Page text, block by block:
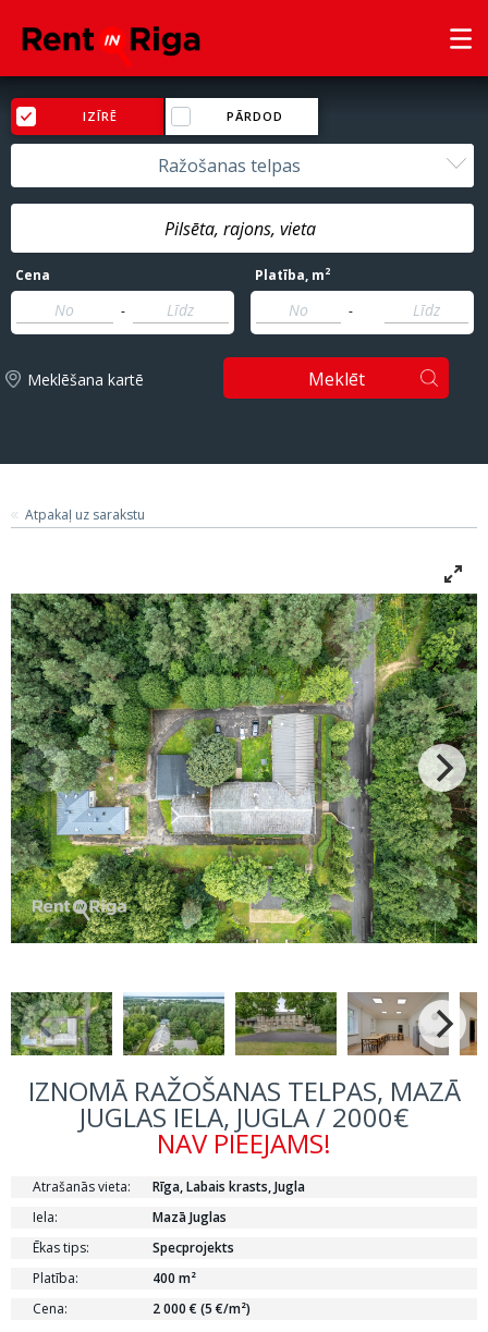
IZĪRĒ PĀRDOD
Ražošanas telpas
Cena
-
Platība, m2
-
Meklēšana kartē Meklēt
Atpakaļ uz sarakstu
IZNOMĀ RAŽOŠANAS TELPAS, MAZĀ
JUGLAS IELA, JUGLA / 2000€
NAV PIEEJAMS!
Atrašanās vieta:
Rīga, Labais krasts, Jugla
Iela:
Mazā Juglas
Ēkas tips:
Specprojekts
Platība:
400 m²
Cena:
2 000 € (5 €/m²)